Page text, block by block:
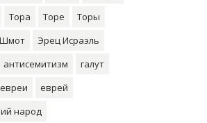
Тора Торе
Торы
Шмот
Эрец Исраэль
антисемитизм
галут
евреи
еврей
народ